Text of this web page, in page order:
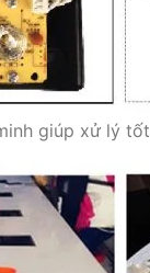
giúp xử lý